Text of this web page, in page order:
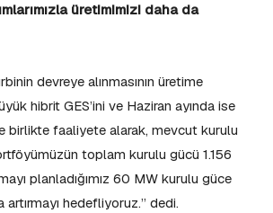
üretimimizi daha da
devreye alınmasının üretime
hibrit GES’ini ve Haziran ayında ise
birlikte faaliyete alarak, mevcut kurulu
toplam kurulu gücü 1.156
planladığımız 60 MW kurulu güce
hedefliyoruz.” dedi.